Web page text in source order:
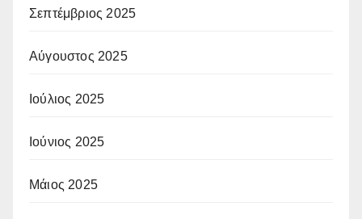
Σεπτέμβριος 2025
Αύγουστος 2025
Ιούλιος 2025
Ιούνιος 2025
Μάιος 2025